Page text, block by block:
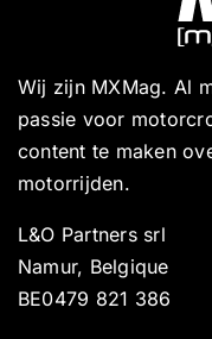
Wij zijn MXMag. Al
passie voor
content te maken
motorrijden.
L&O Partners srl
Namur, Belgique
BE0479 821 386